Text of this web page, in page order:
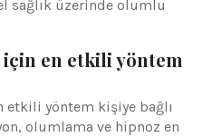
sağlık üzerinde olumlu
en etkili yöntem
yöntem kişiye bağlı
olumlama ve hipnoz en